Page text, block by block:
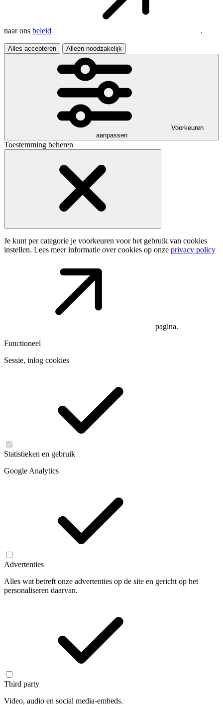
naar ons beleid .
Alles accepteren Alleen noodzakelijk
Voorkeuren
aanpassen
Toestemming beheren
Je kunt per categorie je voorkeuren voor het gebruik van cookies
instellen. Lees meer informatie over cookies op onze privacy policy
pagina.
Functioneel
Sessie, inlog cookies
Statistieken en gebruik
Google Analytics
Advertenties
Alles wat betreft onze advertenties op de site en gericht op het
personaliseren daarvan.
Third party
Video, audio en social media-embeds.